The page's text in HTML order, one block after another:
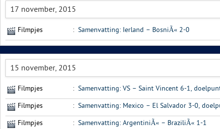
17 november, 2015
Filmpjes : Samenvatting: Ierland – BosniÃ« 2-0
15 november, 2015
Filmpjes : Samenvatting: VS – Saint Vincent 6-1,
Filmpjes : Samenvatting: Mexico – El Salvador 3-0,
Filmpjes : Samenvatting: ArgentiniÃ« – BraziliÃ« 1-1